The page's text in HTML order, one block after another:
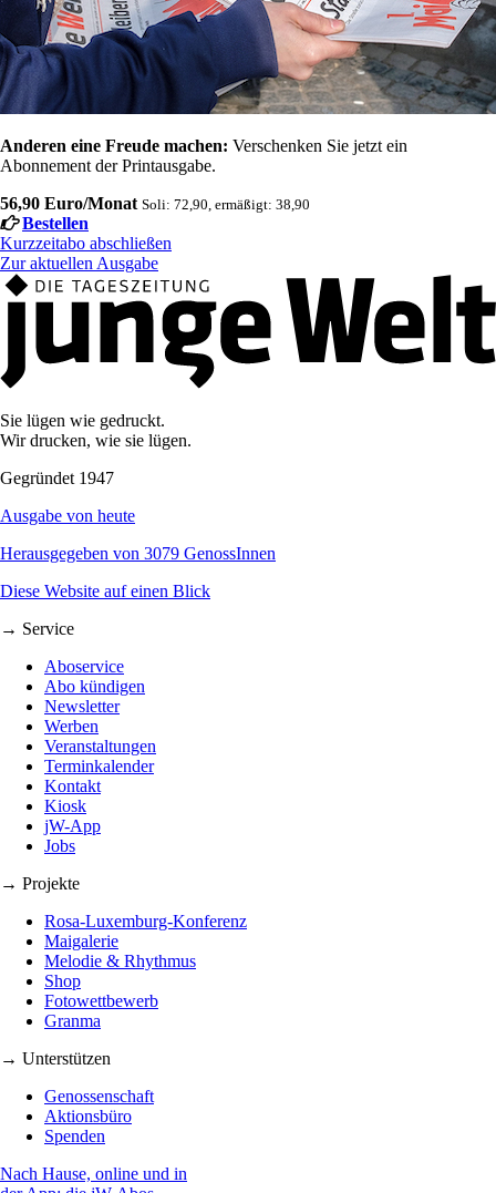
Anderen eine Freude machen: Verschenken Sie jetzt ein
Abonnement der Printausgabe.
56,90 Euro/Monat Soli: 72,90, ermäßigt: 38,90
Bestellen
Kurzzeitabo abschließen
Zur aktuellen Ausgabe
Sie lügen wie gedruckt.
Wir drucken, wie sie lügen.
Gegründet 1947
Ausgabe von heute
Herausgegeben von 3079 GenossInnen
Diese Website auf einen Blick
→ Service
Aboservice
Abo kündigen
Newsletter
Werben
Veranstaltungen
Terminkalender
Kontakt
Kiosk
jW-App
Jobs
→ Projekte
Rosa-Luxemburg-Konferenz
Maigalerie
Melodie & Rhythmus
Shop
Fotowettbewerb
Granma
→ Unterstützen
Genossenschaft
Aktionsbüro
Spenden
Nach Hause, online und in